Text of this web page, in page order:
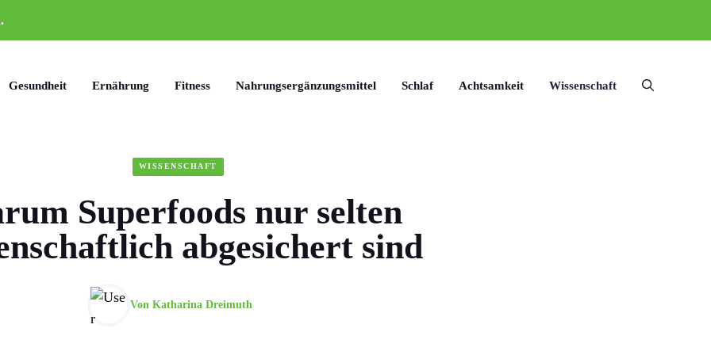
Gesundheit Ernährung Fitness Nahrungsergänzungsmittel Schlaf Achtsamkeit Wissenschaft
WISSENSCHAFT
Superfoods nur selten
abgesichert sind
Von Katharina Dreimuth